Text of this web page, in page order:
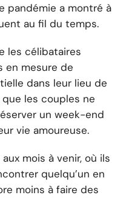
pandémie a montré à
au fil du temps.
les célibataires
en mesure de
dans leur lieu de
les couples ne
un week-end
vie amoureuse.
mois à venir, où ils
quelqu’un en
moins à faire des